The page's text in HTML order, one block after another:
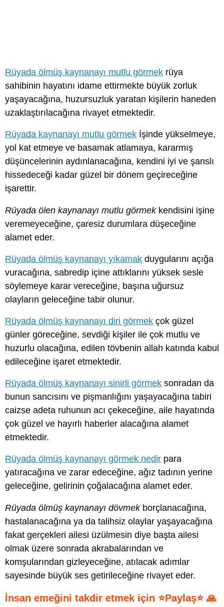
Rüyada ölmüş kaynanayı mutlu görmek rüya
sahibinin hayatını idame ettirmekte büyük zorluk
yaşayacağına, huzursuzluk yaratan kişilerin haneden
uzaklaştırılacağına rivayet etmektedir.
Rüyada kaynanayı mutlu görmek İşinde yükselmeye,
yol kat etmeye ve basamak atlamaya, kararmış
düşüncelerinin aydınlanacağına, kendini iyi ve şanslı
hissedeceği kadar güzel bir dönem geçireceğine
işarettir.
Rüyada ölen kaynanayı mutlu görmekkendisini işine
veremeyeceğine, çaresiz durumlara düşeceğine
alamet eder.
Rüyada ölmüş kaynanayı yıkamak duygularını açığa
vuracağına, sabredip içine attıklarını yüksek sesle
söylemeye karar vereceğine, başına uğursuz
olayların geleceğine tabir olunur.
Rüyada ölmüş kaynanayı diri görmek çok güzel
günler göreceğine, sevdiği kişiler ile çok mutlu ve
huzurlu olacağına, edilen tövbenin allah katında kabul
edileceğine işaret etmektedir.
Rüyada ölmüş kaynanayı sinirli görmek sonradan da
bunun sancısını ve pişmanlığını yaşayacağına tabiri
caizse adeta ruhunun acı çekeceğine, aile hayatında
çok güzel ve hayırlı haberler alacağına alamet
etmektedir.
Rüyada ölmüş kaynanayı görmek nedir para
yatıracağına ve zarar edeceğine, ağız tadının yerine
geleceğine, gelirinin çoğalacağına alamet eder.
Rüyada ölmüş kaynanayı dövmekborçlanacağına,
hastalanacağına ya da talihsiz olaylar yaşayacağına
fakat gerçekleri ailesi üzülmesin diye başta ailesi
olmak üzere sonrada akrabalarından ve
komşularından gizleyeceğine, atılacak adımlar
sayesinde büyük ses getirileceğine rivayet eder.
İnsan emeğini takdir etmek için ⭐Paylaş⭐ 🙏